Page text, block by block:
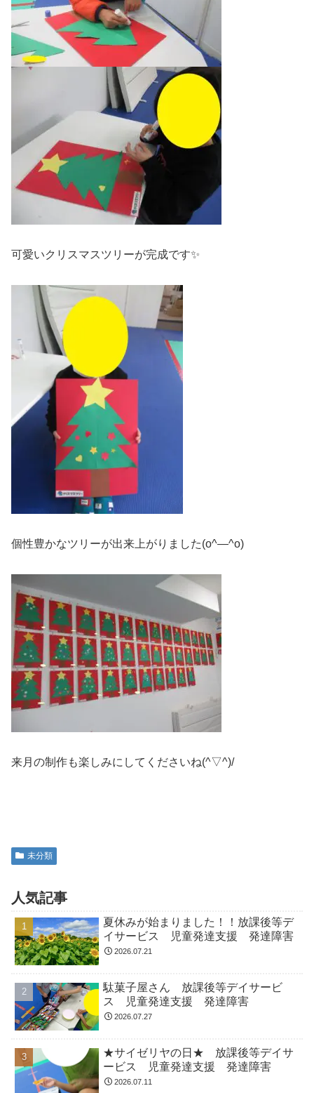
可愛いクリスマスツリーが完成です✨
個性豊かなツリーが出来上がりました(o^―^o)
来月の制作も楽しみにしてくださいね(^▽^)/
未分類
人気記事
夏休みが始まりました！！放課後等デ
イサービス 児童発達支援 発達障害
2026.07.21
駄菓子屋さん 放課後等デイサービ
ス 児童発達支援 発達障害
2026.07.27
★サイゼリヤの日★ 放課後等デイサ
ービス 児童発達支援 発達障害
2026.07.11